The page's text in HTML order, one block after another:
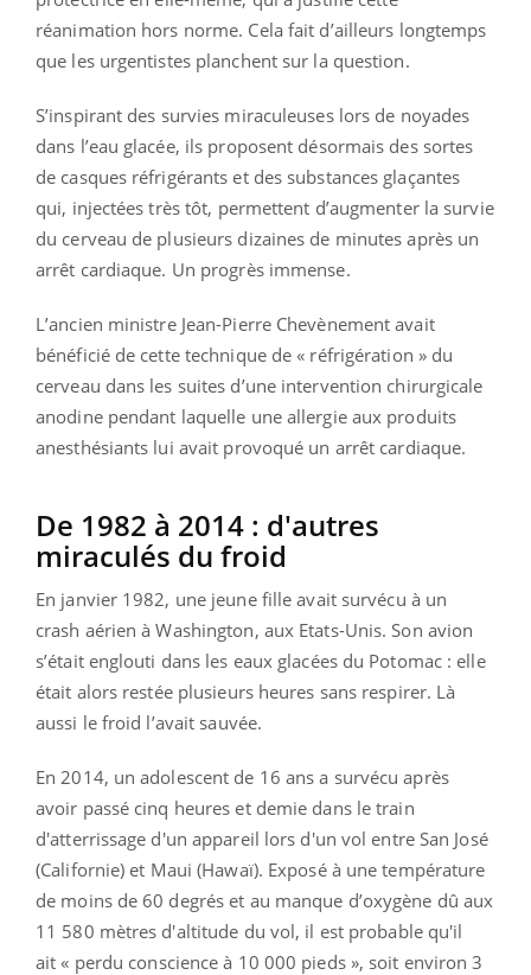
réanimation hors norme. Cela fait d’ailleurs longtemps
que les urgentistes planchent sur la question.
S’inspirant des survies miraculeuses lors de noyades
dans l’eau glacée, ils proposent désormais des sortes
de casques réfrigérants et des substances glaçantes
qui, injectées très tôt, permettent d’augmenter la survie
du cerveau de plusieurs dizaines de minutes après un
arrêt cardiaque. Un progrès immense.
L’ancien ministre Jean-Pierre Chevènement avait
bénéficié de cette technique de « réfrigération » du
cerveau dans les suites d’une intervention chirurgicale
anodine pendant laquelle une allergie aux produits
anesthésiants lui avait provoqué un arrêt cardiaque.
De 1982 à 2014 : d'autres
miraculés du froid
En janvier 1982, une jeune fille avait survécu à un
crash aérien à Washington, aux Etats-Unis. Son avion
s’était englouti dans les eaux glacées du Potomac : elle
était alors restée plusieurs heures sans respirer. Là
aussi le froid l’avait sauvée.
En 2014, un adolescent de 16 ans a survécu après
avoir passé cinq heures et demie dans le train
d'atterrissage d'un appareil lors d'un vol entre San José
(Californie) et Maui (Hawaï). Exposé à une température
de moins de 60 degrés et au manque d’oxygène dû aux
11 580 mètres d'altitude du vol, il est probable qu'il
ait « perdu conscience à 10 000 pieds », soit environ 3